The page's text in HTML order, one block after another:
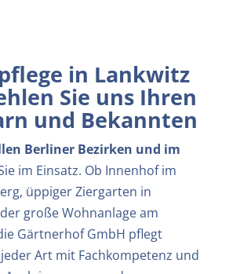
in Lankwitz
Sie uns Ihren
und Bekannten
Berliner Bezirken und im
im Einsatz. Ob Innenhof im
üppiger Ziergarten in
große Wohnanlage am
Gärtnerhof GmbH pflegt
Art mit Fachkompetenz und